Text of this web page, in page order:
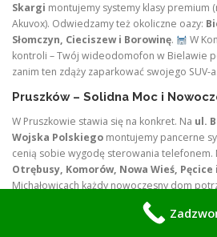
Skargi montujemy systemy klasy premium
Akuvox). Odwiedzamy też okoliczne oazy:
Słomczyn, Cieciszew i Borowinę.
W
kontroli – Twój wideodomofon w Bielawie
zanim ten zdąży zaparkować swojego SUV-a.
Pruszków – Solidna Moc i
W Pruszkowie stawia się na konkret. Na ul.
Wojska Polskiego montujemy pancerne
cenią sobie wygodę sterowania telefonem.
Otrębusy, Komorów, Nowa Wieś, Pęcice
Michałowicach każdy nowoczesny dom
WiFi, by móc zdalnie wpuścić dzieci
musi być twarda jak pruszkowska stal!